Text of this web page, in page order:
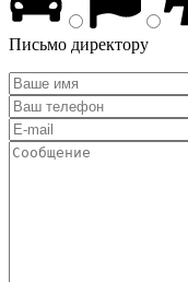
Письмо директору